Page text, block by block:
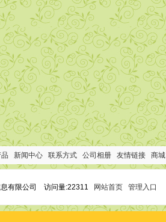
新闻中心 联系方式 公司相册 友情链接 商城
有限公司 访问量:22311 网站首页 管理入口